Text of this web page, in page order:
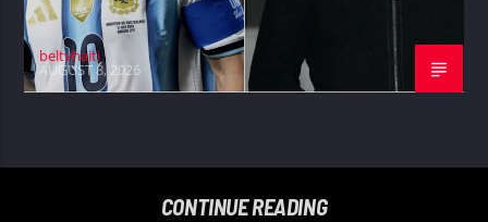
beltvhaiti
AUGUST 8, 2026
CONTINUE READING